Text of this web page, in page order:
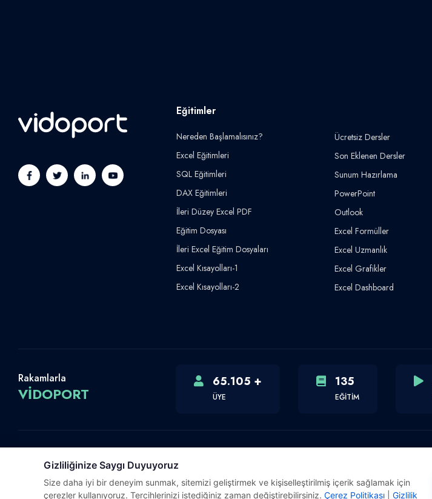
Eğitimler
Nereden Başlamalısınız?
Excel Eğitimleri
SQL Eğitimleri
DAX Eğitimleri
İleri Düzey Excel PDF
Eğitim Dosyası
İleri Excel Eğitim Dosyaları
Excel Kısayolları-1
Excel Kısayolları-2
Ücretsiz Dersler
Son Eklenen Dersler
Sunum Hazırlama
PowerPoint
Outlook
Excel Formüller
Excel Uzmanlık
Excel Grafikler
Excel Dashboard
Rakamlarla
VİDOPORT
65.105 +
ÜYE
135
EĞİTİM
Telif Hakkı © 2026 Vidoport, Inc.
Software,Design & Development:Webimonline
Gizliliğinize Saygı Duyuyoruz
Size daha iyi bir deneyim sunmak, sitemizi geliştirmek ve kişiselleştirilmiş içerik sağlamak için
çerezler kullanıyoruz. Tercihlerinizi istediğiniz zaman değiştirebilirsiniz. Çerez Politikası Gizlilik